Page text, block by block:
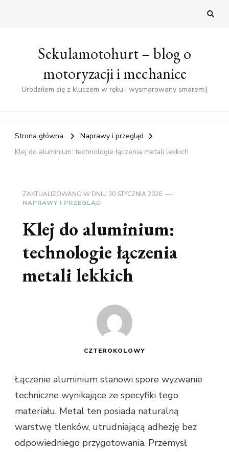
Sekulamotohurt – blog o
motoryzacji i mechanice
Urodziłem się z kluczem w ręku i wysmarowany smarem:)
Strona główna
Naprawy i przegląd
Klej do aluminium: technologie łączenia metali lekkich
ZAKTUALIZOWANO W DNIU 30 STYCZNIA 2026
NAPRAWY I PRZEGLĄD
Klej do aluminium:
technologie łączenia
metali lekkich
CZTEROKOLOWY
Łączenie aluminium stanowi spore wyzwanie
techniczne wynikające ze specyfiki tego
materiału. Metal ten posiada naturalną
warstwę tlenków, utrudniającą adhezję bez
odpowiedniego przygotowania. Przemysł